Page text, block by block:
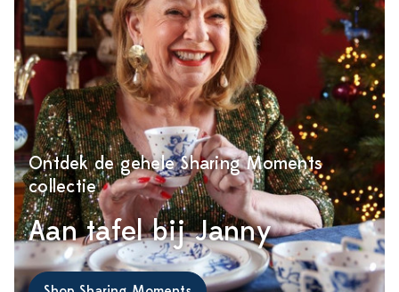
Ontdek de gehele Sharing Moments
collectie
Aan tafel bij Janny